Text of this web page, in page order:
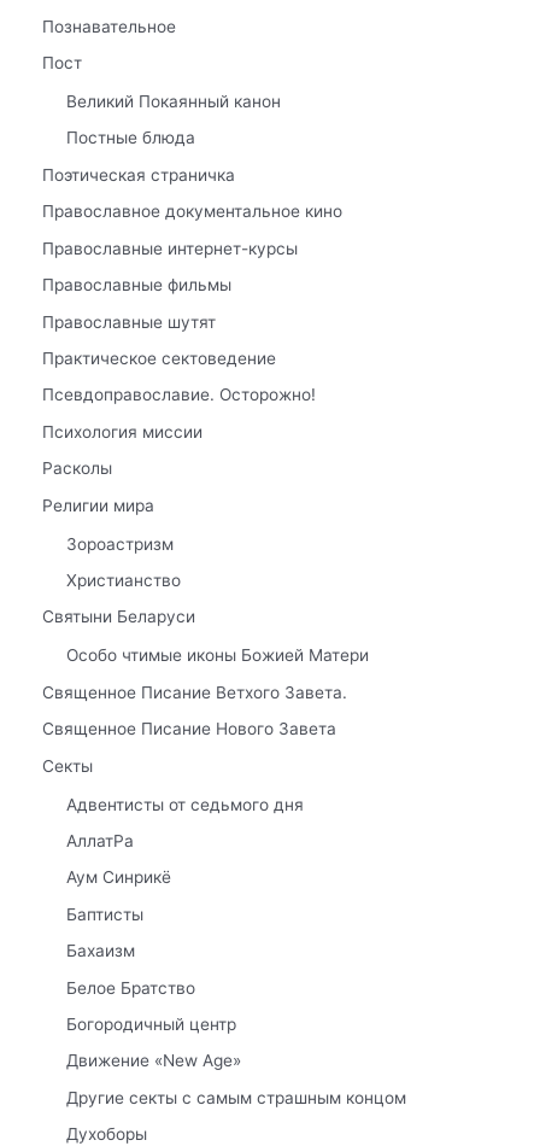
Познавательное
Пост
Великий Покаянный канон
Постные блюда
Поэтическая страничка
Православное документальное кино
Православные интернет-курсы
Православные фильмы
Православные шутят
Практическое сектоведение
Псевдоправославие. Осторожно!
Психология миссии
Расколы
Религии мира
Зороастризм
Христианство
Святыни Беларуси
Особо чтимые иконы Божией Матери
Священное Писание Ветхого Завета.
Священное Писание Нового Завета
Секты
Адвентисты от седьмого дня
АллатРа
Аум Синрикё
Баптисты
Бахаизм
Белое Братство
Богородичный центр
Движение «New Age»
Другие секты с самым страшным концом
Духоборы